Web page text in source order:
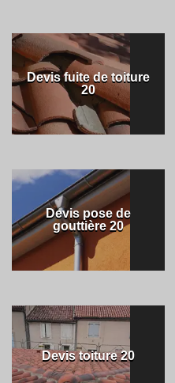
Devis fuite de toiture
20
Devis pose de
gouttière 20
Devis toiture 20